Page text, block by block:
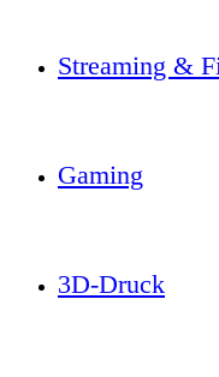
Streaming &
Gaming
3D-Druck